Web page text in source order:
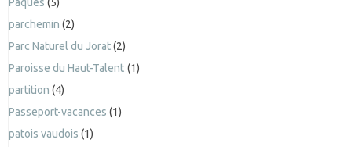
parchemin (2)
Parc Naturel du Jorat(2)
Paroisse du Haut-Talent (1)
partition (4)
Passeport-vacances (1)
patois vaudois (1)